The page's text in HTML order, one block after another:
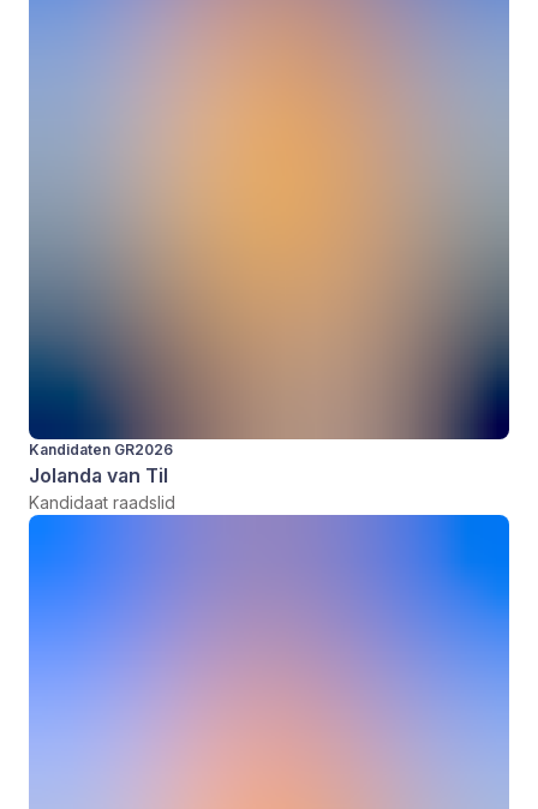
Kandidaten GR2026
Jolanda van Til
Kandidaat raadslid